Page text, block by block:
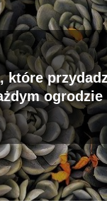
które
ogrodzie